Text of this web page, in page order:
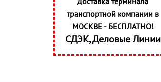
транспортной компании в
МОСКВЕ - БЕСПЛАТНО!
СДЭК, Деловые Линии